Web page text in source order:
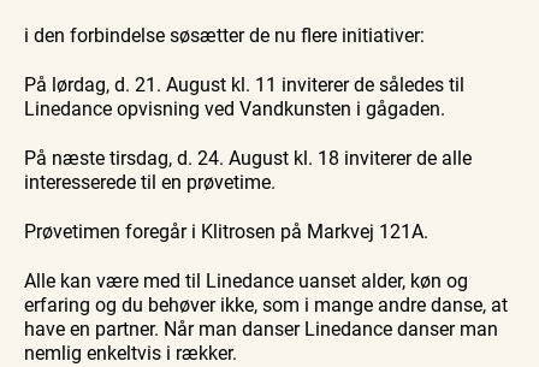
i den forbindelse søsætter de nu flere initiativer:
På lørdag, d. 21. August kl. 11 inviterer de således til
Linedance opvisning ved Vandkunsten i gågaden.
På næste tirsdag, d. 24. August kl. 18 inviterer de alle
interesserede til en prøvetime.
Prøvetimen foregår i Klitrosen på Markvej 121A.
Alle kan være med til Linedance uanset alder, køn og
erfaring og du behøver ikke, som i mange andre danse, at
have en partner. Når man danser Linedance danser man
nemlig enkeltvis i rækker.